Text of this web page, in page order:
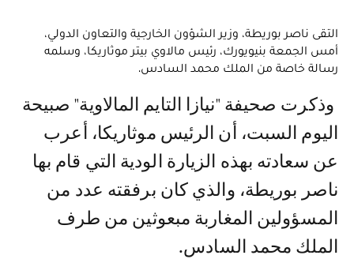
التقى ناصر بوريطة، وزير الشؤون الخارجية والتعاون الدولي،
أمس الجمعة بنيويورك، رئيس مالاوي بيتر موثاريكا، وسلمه
رسالة خاصة من الملك محمد السادس.
وذكرت صحيفة "نيازا التايم المالاوية" صبيحة
اليوم السبت، أن الرئيس موثاريكا، أعرب
عن سعادته بهذه الزيارة الودية التي قام بها
ناصر بوريطة، والذي كان برفقته عدد من
المسؤولين المغاربة مبعوثين من طرف
الملك محمد السادس.